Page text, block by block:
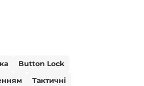
Button Lock
Тактичні